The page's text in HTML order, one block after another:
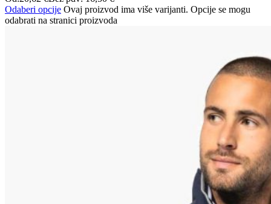
Odaberi opcije Ovaj proizvod ima više varijanti. Opcije se mogu
odabrati na stranici proizvoda